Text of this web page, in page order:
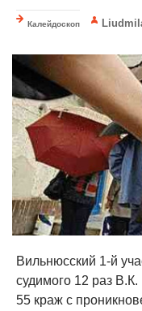
Калейдоскоп
Вильнюсский 1-й
судимого 12 раз
55 краж с